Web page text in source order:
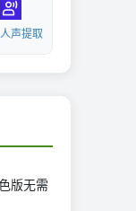
声提取
版无需